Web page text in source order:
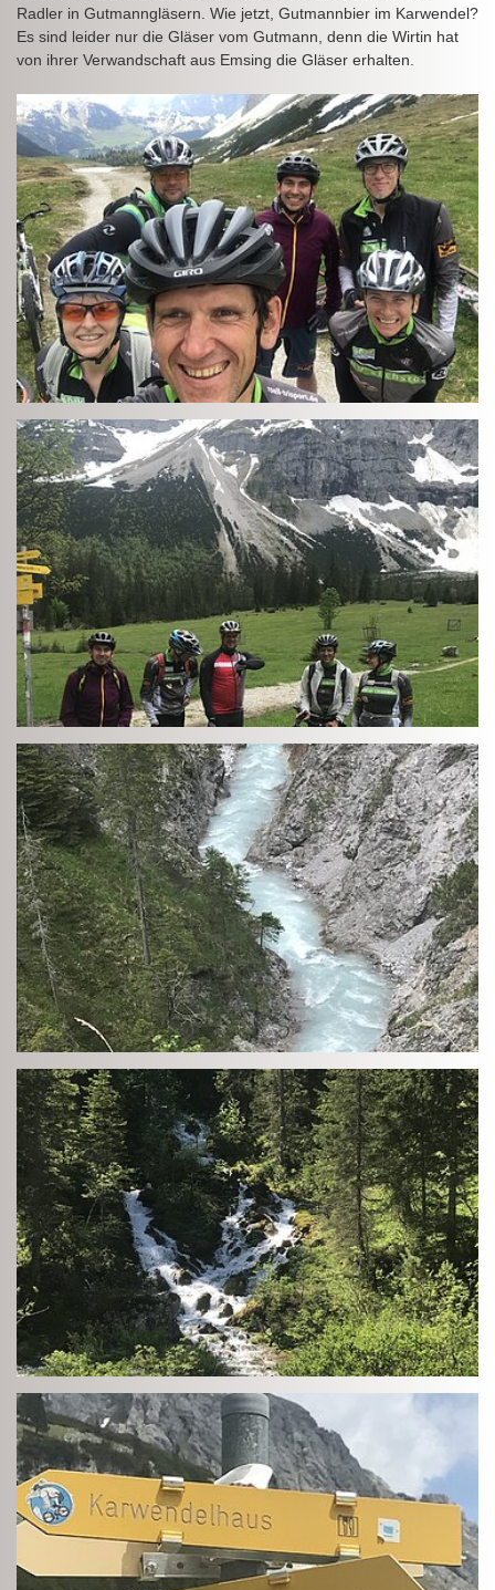
Radler in Gutmanngläsern. Wie jetzt, Gutmannbier im Karwendel?
Es sind leider nur die Gläser vom Gutmann, denn die Wirtin hat
von ihrer Verwandschaft aus Emsing die Gläser erhalten.